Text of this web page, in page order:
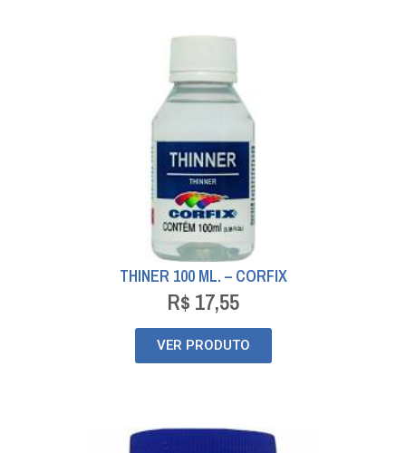
THINER 100 ML. – CORFIX
R$ 17,55
VER PRODUTO